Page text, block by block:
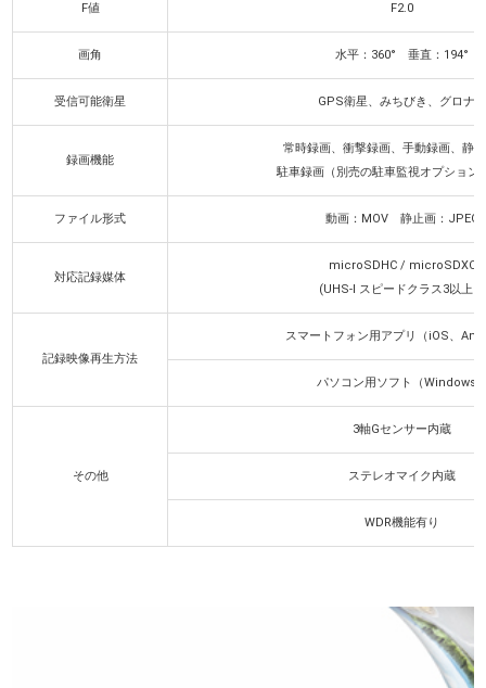
F値 F2.0
画角 水平：360° 垂直：194°
受信可能衛星 GPS衛星、みちびき、グロナス
録画機能
常時録画、衝撃録画、手動録画、静
駐車録画（別売の駐車監視オプション
ファイル形式 動画：MOV 静止画：JPEG
対応記録媒体
microSDHC / microSDXC
(UHS-Ⅰ スピードクラス3以上）
記録映像再生方法
スマートフォン用アプリ（iOS、
パソコン用ソフト（Windows
その他
3軸Gセンサー内蔵
ステレオマイク内蔵
WDR機能有り